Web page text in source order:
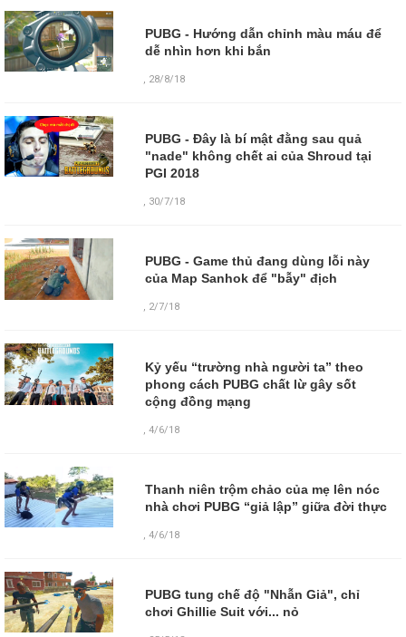
PUBG - Hướng dẫn chỉnh màu máu để
dễ nhìn hơn khi bắn
, 28/8/18
PUBG - Đây là bí mật đằng sau quả
"nade" không chết ai của Shroud tại
PGI 2018
, 30/7/18
PUBG - Game thủ đang dùng lỗi này
của Map Sanhok để "bẫy" địch
, 2/7/18
Kỷ yếu “trường nhà người ta” theo
phong cách PUBG chất lừ gây sốt
cộng đồng mạng
,4/6/18
Thanh niên trộm chảo của mẹ lên nóc
nhà chơi PUBG “giả lập” giữa đời thực
,4/6/18
PUBG tung chế độ "Nhẫn Giả", chỉ
chơi Ghillie Suit với... nỏ